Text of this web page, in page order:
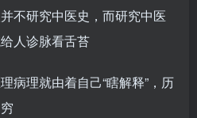
不研究中医史，而研究中医
人诊脉看舌苔
病理就由着自己“瞎解释”，历